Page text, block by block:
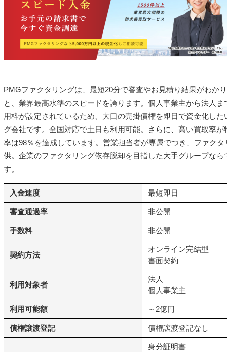
PMGファクタリングは、最短20分で審査やお見積り結果がわか
と、業界最高水準のスピードを誇ります。個人事業主から法人
用枠が設定されているため、大口の売掛債権を即日で資金化し
グ会社です。全国対応で土日も利用可能。さらに、高い買取率
率は98％を達成しています。営業担当者が専属でつき、ファク
供。企業のファクタリング依存脱却を目指した大手グループな
す。
入金速度 最短即日
審査通過率 非公開
手数料 非公開
契約方法
オンライン完結型
書面契約
利用対象者
法人
個人事業主
利用可能額 ～2億円
債権譲渡登記 債権譲渡登記なし
身分証明書